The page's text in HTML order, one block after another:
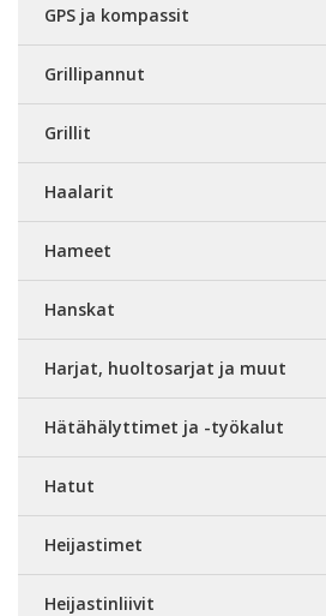
GPS ja kompassit
Grillipannut
Grillit
Haalarit
Hameet
Hanskat
Harjat, huoltosarjat ja muut
Hätähälyttimet ja -työkalut
Hatut
Heijastimet
Heijastinliivit